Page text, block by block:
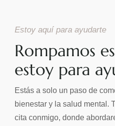
Estoy aquí para ayudarte
Rompamos
estoy para
Estás a solo un paso de
bienestar y la salud mental.
cita conmigo, donde